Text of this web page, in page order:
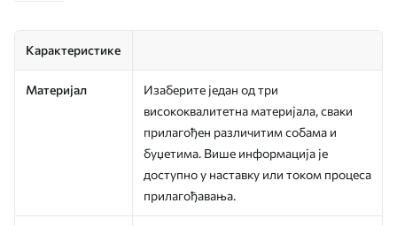
Карактеристике
Материјал
Изаберите један од три
висококвалитетна материјала, сваки
прилагођен различитим собама и
буџетима. Више информација је
доступно у наставку или током процеса
прилагођавања.